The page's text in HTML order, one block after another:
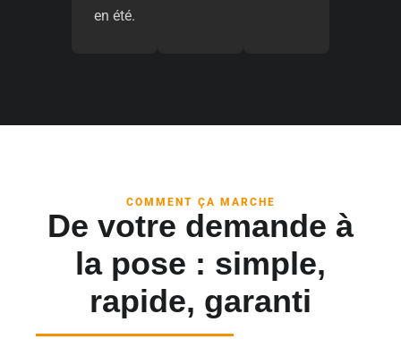
en été.
COMMENT ÇA MARCHE
De votre demande à
la pose : simple,
rapide, garanti